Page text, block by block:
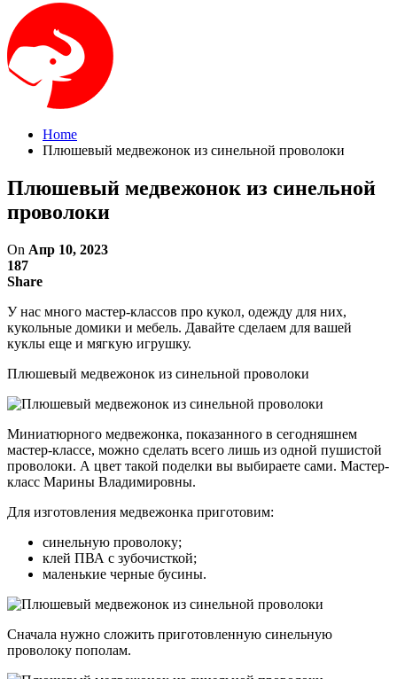
Home
Плюшевый медвежонок из синельной проволоки
Плюшевый медвежонок из синельной
проволоки
On Апр 10, 2023
187
Share
У нас много мастер-классов про кукол, одежду для них,
кукольные домики и мебель. Давайте сделаем для вашей
куклы еще и мягкую игрушку.
Плюшевый медвежонок из синельной проволоки
Миниатюрного медвежонка, показанного в сегодняшнем
мастер-классе, можно сделать всего лишь из одной пушистой
проволоки. А цвет такой поделки вы выбираете сами. Мастер-
класс Марины Владимировны.
Для изготовления медвежонка приготовим:
синельную проволоку;
клей ПВА с зубочисткой;
маленькие черные бусины.
Сначала нужно сложить приготовленную синельную
проволоку пополам.